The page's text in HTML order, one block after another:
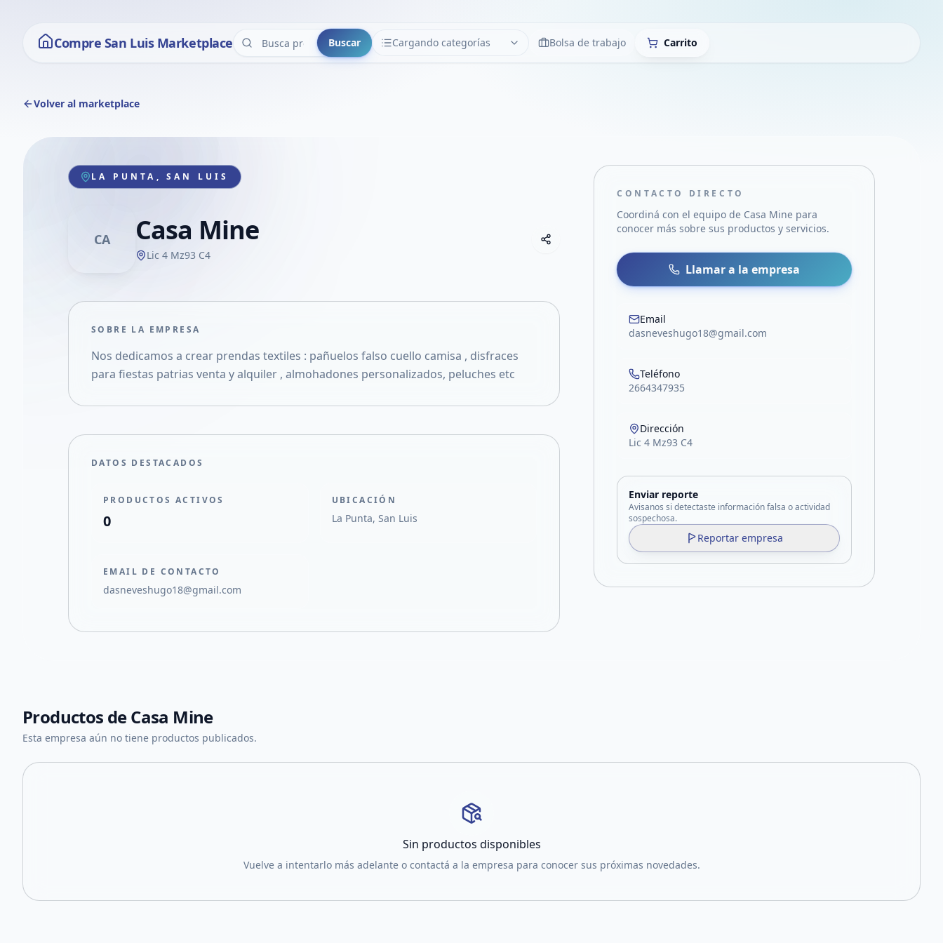
Compre San Luis Marketplace Buscar Cargando categorías
CATEGORÍAS LimpiarBolsa de trabajo Carrito
Volver al marketplace
LA PUNTA, SAN LUIS
CA Casa Mine
Lic 4 Mz93 C4
Compartir empresa
Compartir por WhatsApp
Compartir por mail
Compartir en Facebook
SOBRE LA EMPRESA
Nos dedicamos a crear prendas textiles : pañuelos falso cuello camisa , disfraces
para fiestas patrias venta y alquiler , almohadones personalizados, peluches etc
DATOS DESTACADOS
PRODUCTOS ACTIVOS
0
UBICACIÓN
La Punta, San Luis
EMAIL DE CONTACTO
dasneveshugo18@gmail.com
CONTACTO DIRECTO
Coordiná con el equipo de Casa Mine para
conocer más sobre sus productos y servicios.
Llamar a la empresa
Email
dasneveshugo18@gmail.com
Teléfono
2664347935
Dirección
Lic 4 Mz93 C4
Enviar reporte
Avisanos si detectaste información falsa o actividad
sospechosa.
Reportar empresa
Productos deCasa Mine
Esta empresa aún no tiene productos publicados.
Sin productos disponibles
Vuelve a intentarlo más adelante o contactá a la empresa para conocer sus próximas novedades.